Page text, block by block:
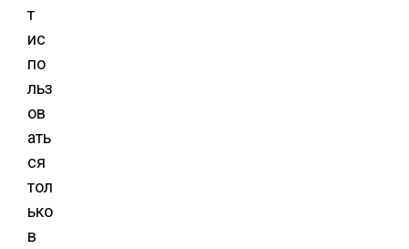
т
ис
по
льз
ов
ать
ся
тол
ько
в